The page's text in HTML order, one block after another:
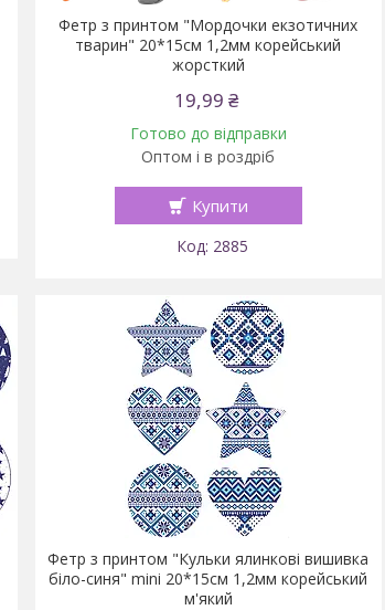
Фетр з принтом "Мордочки екзотичних
тварин" 20*15см 1,2мм корейський
жорсткий
19,99 ₴
Готово до відправки
Оптом і в роздріб
Купити
2885
Фетр з принтом "Кульки ялинкові вишивка
біло-синя" mini 20*15см 1,2мм корейський
м'який